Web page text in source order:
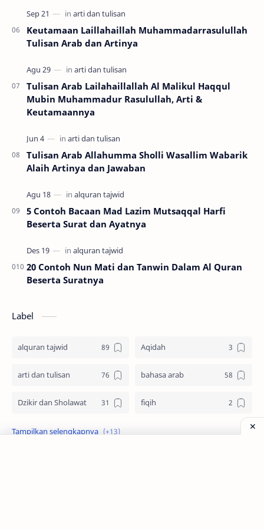
Keutamaan Laillahaillah Muhammadarrasulullah
Tulisan Arab dan Artinya
Tulisan Arab Lailahaillallah Al Malikul Haqqul
Mubin Muhammadur Rasulullah, Arti &
Keutamaannya
Tulisan Arab Allahumma Sholli Wasallim Wabarik
Alaih Artinya dan Jawaban
5 Contoh Bacaan Mad Lazim Mutsaqqal Harfi
Beserta Surat dan Ayatnya
20 Contoh Nun Mati dan Tanwin Dalam Al Quran
Beserta Suratnya
Label
alquran tajwid Aqidah
arti dan tulisan bahasa arab
Dzikir dan Sholawat fiqih
idul adha